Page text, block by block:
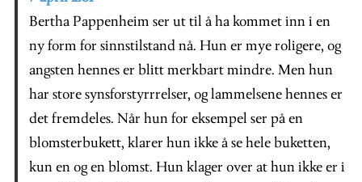
Bertha Pappenheim ser ut til å ha kommet inn i en
ny form for sinnstilstand nå. Hun er mye roligere, og
angsten hennes er blitt merkbart mindre. Men hun
har store synsforstyrrrelser, og lammelsene hennes er
det fremdeles. Når hun for eksempel ser på en
blomsterbukett, klarer hun ikke å se hele buketten,
kun en og en blomst. Hun klager over at hun ikke er i